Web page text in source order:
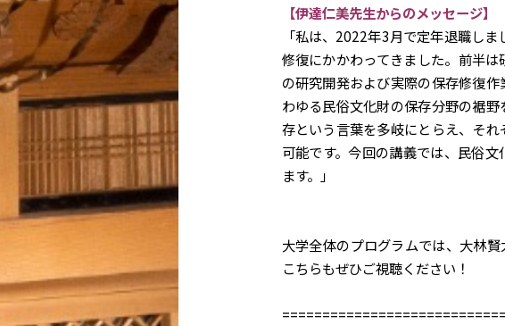
【伊達仁美先生からのメッセージ】
「私は、2022年3月で定年退職し
修復にかかわってきました。前半
の研究開発および実際の保存修復
わゆる民俗文化財の保存分野の裾
存という言葉を多岐にとらえ、そ
可能です。今回の講義では、民俗
ます。」
大学全体のプログラムでは、大林賢
こちらもぜひご視聴ください！